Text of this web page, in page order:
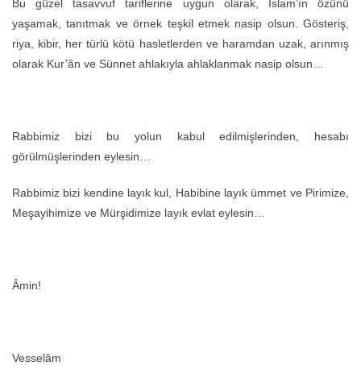
Bu güzel tasavvuf tariflerine uygun olarak, İslam’ın özünü
yaşamak, tanıtmak ve örnek teşkil etmek nasip olsun. Gösteriş,
riya, kibir, her türlü kötü hasletlerden ve haramdan uzak, arınmış
olarak Kur’ân ve Sünnet ahlakıyla ahlaklanmak nasip olsun…
Rabbimiz bizi bu yolun kabul edilmişlerinden, hesabı
görülmüşlerinden eylesin…
Rabbimiz bizi kendine layık kul, Habibine layık ümmet ve Pirimize,
Meşayihimize ve Mürşidimize layık evlat eylesin…
Âmin!
Vesselâm